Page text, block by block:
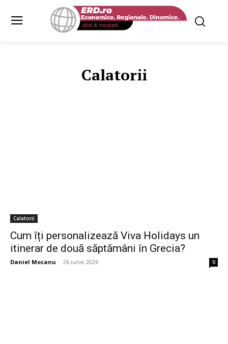
Calatorii
Calatorii
Cum îți personalizează Viva Holidays un
itinerar de două săptămâni în Grecia?
Daniel Mocanu - 26 iunie 2026 0